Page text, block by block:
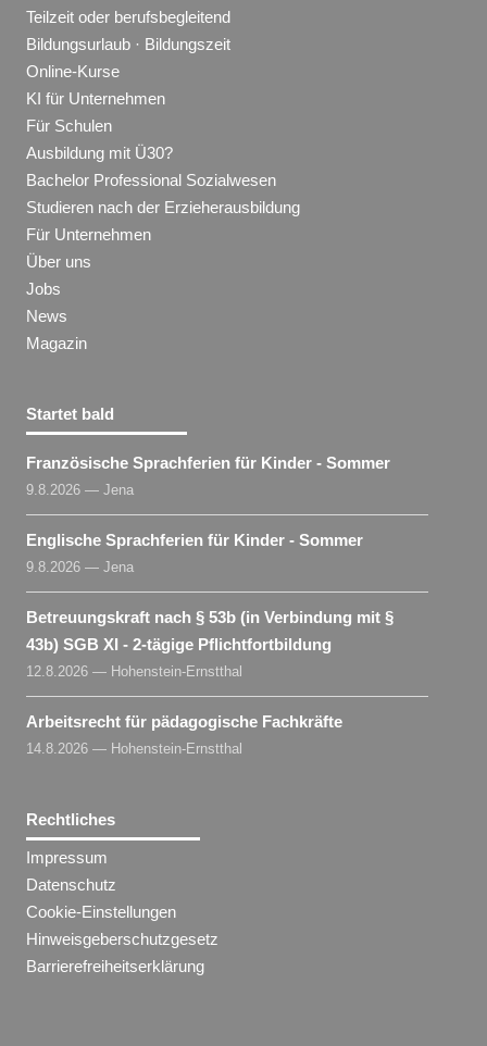
Teilzeit oder berufsbegleitend
Bildungsurlaub · Bildungszeit
Online-Kurse
KI für Unternehmen
Für Schulen
Ausbildung mit Ü30?
Bachelor Professional Sozialwesen
Studieren nach der Erzieherausbildung
Für Unternehmen
Über uns
Jobs
News
Magazin
Startet bald
Französische Sprachferien für Kinder - Sommer
9.8.2026 — Jena
Englische Sprachferien für Kinder - Sommer
9.8.2026 — Jena
Betreuungskraft nach § 53b (in Verbindung mit §
43b) SGB XI - 2-tägige Pflichtfortbildung
12.8.2026 — Hohenstein-Ernstthal
Arbeitsrecht für pädagogische Fachkräfte
14.8.2026 — Hohenstein-Ernstthal
Rechtliches
Impressum
Datenschutz
Cookie-Einstellungen
Hinweisgeberschutzgesetz
Barrierefreiheitserklärung